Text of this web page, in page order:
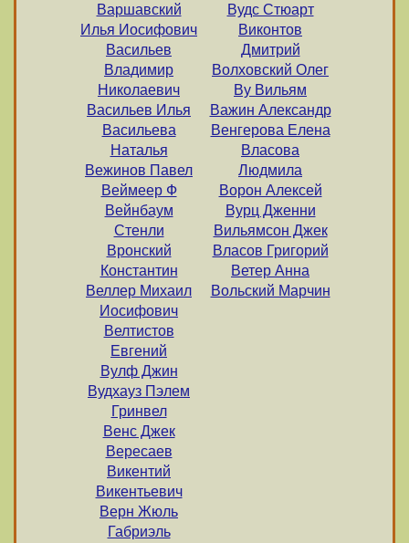
Варшавский
Илья Иосифович
Васильев
Владимир
Hиколаевич
Васильев Илья
Васильева
Наталья
Вежинов Павел
Веймеер Ф
Вейнбаум
Стенли
Вронский
Константин
Веллер Михаил
Иосифович
Велтистов
Евгений
Вулф Джин
Вудхауз Пэлем
Гринвел
Венс Джек
Вересаев
Викентий
Викентьевич
Верн Жюль
Габриэль
Вудс Стюарт
Виконтов
Дмитрий
Волховский Олег
Ву Вильям
Важин Александр
Венгерова Елена
Власова
Людмила
Ворон Алексей
Вурц Дженни
Вильямсон Джек
Власов Григорий
Ветер Анна
Вольский Марчин